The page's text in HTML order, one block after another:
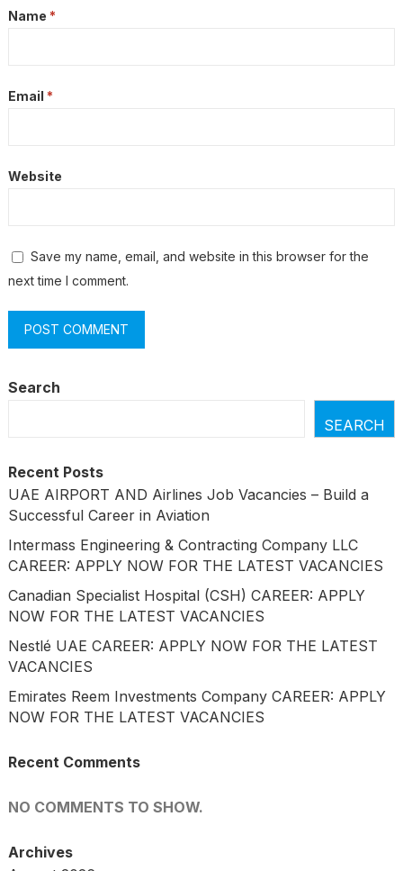
Name *
Email *
Website
Save my name, email, and website in this browser for the
next time I comment.
Search
SEARCH
Recent Posts
UAE AIRPORT AND Airlines Job Vacancies – Build a
Successful Career in Aviation
Intermass Engineering & Contracting Company LLC
CAREER: APPLY NOW FOR THE LATEST VACANCIES
Canadian Specialist Hospital (CSH) CAREER: APPLY
NOW FOR THE LATEST VACANCIES
Nestlé UAE CAREER: APPLY NOW FOR THE LATEST
VACANCIES
Emirates Reem Investments Company CAREER: APPLY
NOW FOR THE LATEST VACANCIES
Recent Comments
NO COMMENTS TO SHOW.
Archives